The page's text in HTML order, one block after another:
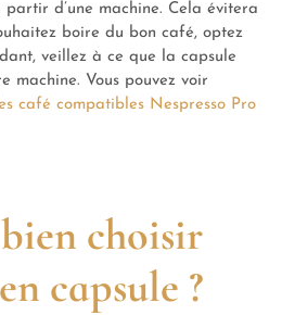
d’une machine. Cela évitera
boire du bon café, optez
veillez à ce que la capsule
machine. Vous pouvez voir
café compatibles Nespresso Pro
choisir
capsule ?